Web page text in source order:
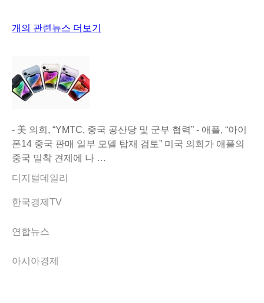
개의 관련뉴스 더보기
- 美 의회, “YMTC, 중국 공산당 및 군부 협력” - 애플, “아이
폰14 중국 판매 일부 모델 탑재 검토” 미국 의회가 애플의
중국 밀착 견제에 나 …
디지털데일리
한국경제TV
연합뉴스
아시아경제